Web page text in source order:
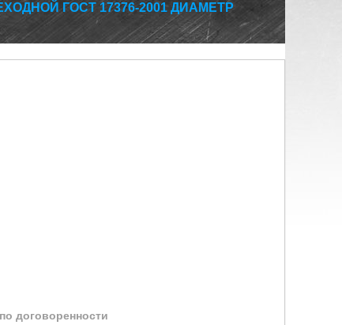
ГОСТ 17376-2001 ДИАМЕТР
по договоренности